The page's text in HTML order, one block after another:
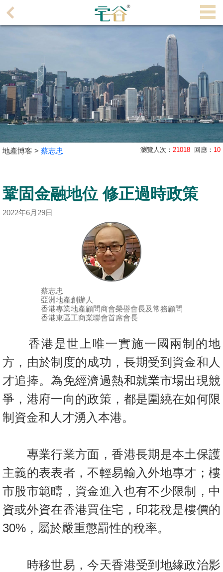
理
搵
樓/
成
交
業
主
宅
谷
新
聞
數
據
公
業
手
冊
關
於
地產博客 > 蔡志忠 瀏覽人次： 21018 回應： 10
鞏固金融地位 修正過時政策
2022年6月29日
蔡志忠
亞洲地產創辦人
香港專業地產顧問商會榮譽會長及常務顧問
香港東區工商業聯會首席會長
香港是世上唯一實施一國兩制的地
方，由於制度的成功，長期受到資金和人
才追捧。為免經濟過熱和就業市場出現競
爭，港府一向的政策，都是圍繞在如何限
制資金和人才湧入本港。
專業行業方面，香港長期是本土保護
主義的表表者，不輕易輸入外地專才；樓
市股市範疇，資金進入也有不少限制，中
資或外資在香港買住宅，印花稅是樓價的
30%，屬於嚴重懲罰性的稅率。
時移世易，今天香港受到地緣政治影